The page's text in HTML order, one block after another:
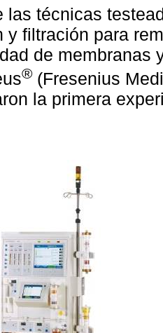
las técnicas
y filtración para
de membranas
® (Fresenius
la primera